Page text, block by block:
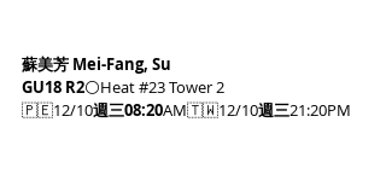
蘇美芳 Mei-Fang, Su
GU18 R2⚪️Heat #23 Tower 2
🇵🇪12/10週三08:20AM🇹🇼12/10週三21:20PM